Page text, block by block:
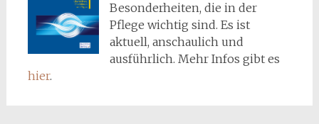
Besonderheiten, die in der
Pflege wichtig sind. Es ist
aktuell, anschaulich und
ausführlich. Mehr Infos gibt es
hier.